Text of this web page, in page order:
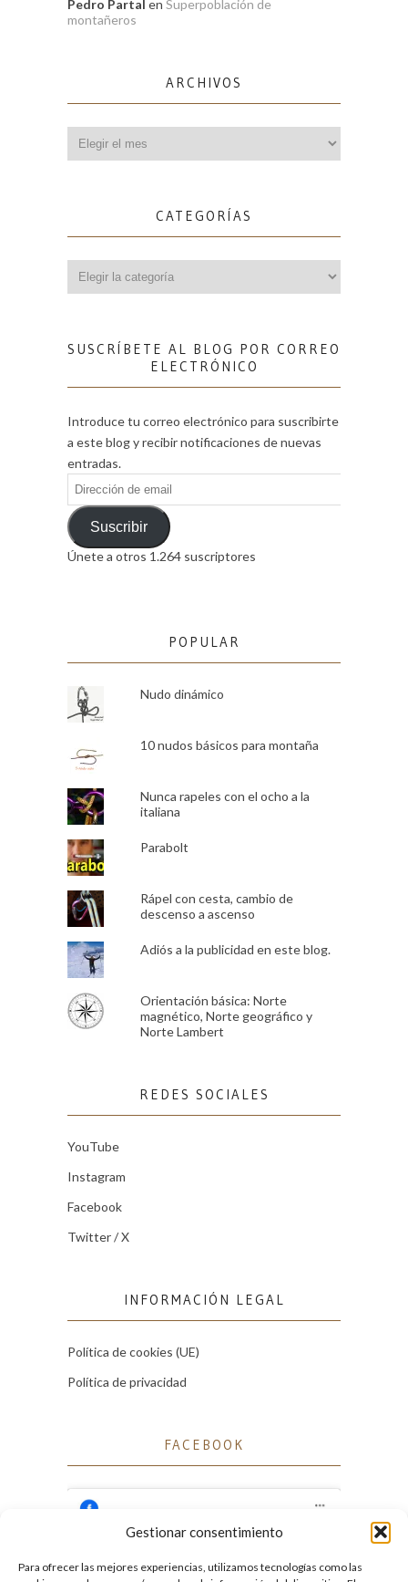
Gestionar consentimiento
Para ofrecer las mejores experiencias, utilizamos tecnologías como las
Pedro Partal en Superpoblación de
montañeros
ARCHIVOS
CATEGORÍAS
SUSCRÍBETE AL BLOG POR CORREO
ELECTRÓNICO
Introduce tu correo electrónico para suscribirte
a este blog y recibir notificaciones de nuevas
entradas.
Dirección
de
emailSuscribir
Únete a otros 1.264 suscriptores
POPULAR
Nudo dinámico
10 nudos básicos para montaña
Nunca rapeles con el ocho a la
italiana
Parabolt
Rápel con cesta, cambio de
descenso a ascenso
Adiós a la publicidad en este blog.
Orientación básica: Norte
magnético, Norte geográfico y
Norte Lambert
REDES SOCIALES
YouTube
Instagram
Facebook
Twitter / X
INFORMACIÓN LEGAL
Política de cookies (UE)
Política de privacidad
FACEBOOK
Haz clic para aceptar cookies de marketing